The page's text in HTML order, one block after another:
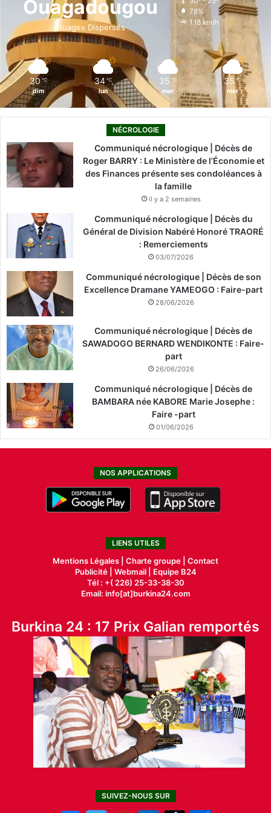
o
k
i
n
r
Ouagadougou
Nuages Dispersés
78%
1.18 km/h
30 ℃
dim
34 ℃
lun
35 ℃
mar
35 ℃
mer
NÉCROLOGIE
Communiqué nécrologique | Décès de
Roger BARRY : Le Ministère de l’Économie et
des Finances présente ses condoléances à
la famille
il y a 2 semaines
Communiqué nécrologique | Décès du
Général de Division Nabéré Honoré TRAORÉ
: Remerciements
03/07/2026
Communiqué nécrologique | Décès de son
Excellence Dramane YAMEOGO : Faire-part
28/06/2026
Communiqué nécrologique | Décès de
SAWADOGO BERNARD WENDIKONTE : Faire-
part
26/06/2026
Communiqué nécrologique | Décès de
BAMBARA née KABORE Marie Josephe :
Faire -part
01/06/2026
NOS APPLICATIONS
LIENS UTILES
Mentions Légales | Charte groupe | Contact
Publicité| Webmail |
Equipe B24
Tél : +( 226) 25-33-38-30
Email: info[at]burkina24.com
Burkina 24 : 17 Prix Galian remportés
SUIVEZ-NOUS SUR